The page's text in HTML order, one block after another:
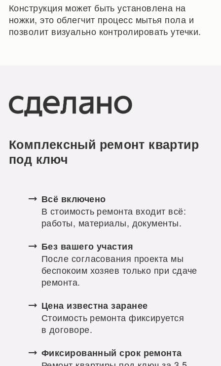
Конструкция может быть установлена на
ножки, это облегчит процесс мытья пола и
позволит визуально контролировать утечки.
Комплексный ремонт квартир
под ключ
Всё включено
В стоимость ремонта входит всё:
работы, материалы, документы.
Без вашего участия
После согласования проекта мы
беспокоим хозяев только при сдаче
ремонта.
Цена известна заранее
Стоимость ремонта фиксируется
в договоре.
Фиксированный срок ремонта